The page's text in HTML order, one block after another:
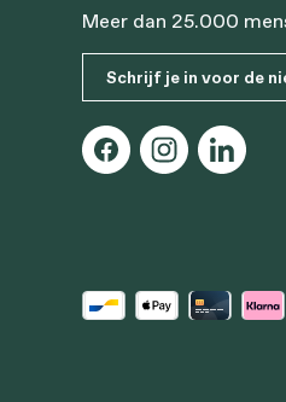
Meer dan 25.000
Schrijf je in voor de